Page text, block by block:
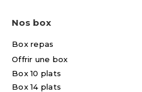
Nos box
Box repas
Offrir une box
Box 10 plats
Box 14 plats